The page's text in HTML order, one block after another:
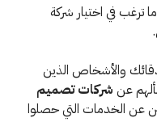
ترغب في اختيار شركة
والأشخاص الذين
عن شركات تصميم
عن الخدمات التي حصلوا